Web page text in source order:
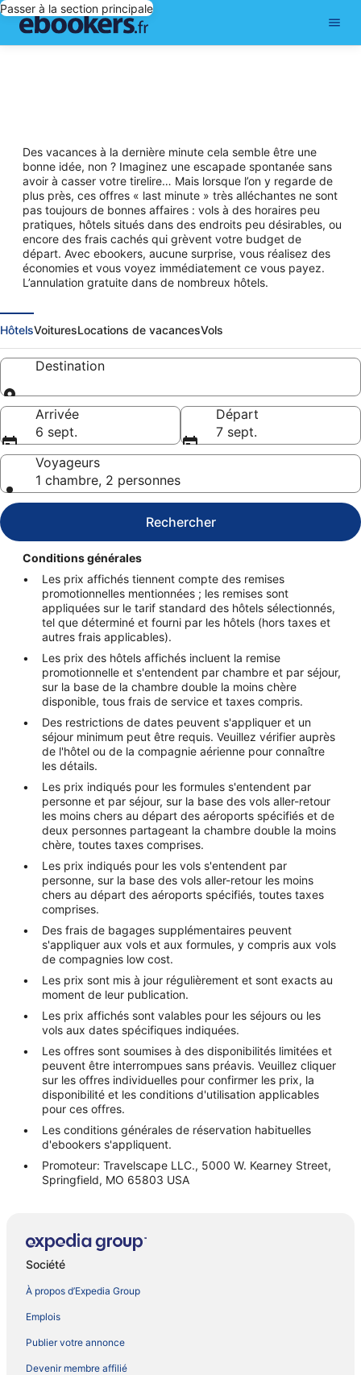
Passer à la section principale
Des vacances à la dernière minute cela semble être une
bonne idée, non ? Imaginez une escapade spontanée sans
avoir à casser votre tirelire… Mais lorsque l’on y regarde de
plus près, ces offres « last minute » très alléchantes ne sont
pas toujours de bonnes affaires : vols à des horaires peu
pratiques, hôtels situés dans des endroits peu désirables, ou
encore des frais cachés qui grèvent votre budget de
départ. Avec ebookers, aucune surprise, vous réalisez des
économies et vous voyez immédiatement ce vous payez.
L’annulation gratuite dans de nombreux hôtels.
HôtelsVoituresLocations de vacancesVols
Destination
Destination
Arrivée
6 sept.
Départ
7 sept.
Voyageurs
1 chambre, 2 personnes
Rechercher
Conditions générales
Les prix affichés tiennent compte des remises
promotionnelles mentionnées ; les remises sont
appliquées sur le tarif standard des hôtels sélectionnés,
tel que déterminé et fourni par les hôtels (hors taxes et
autres frais applicables).
Les prix des hôtels affichés incluent la remise
promotionnelle et s'entendent par chambre et par séjour,
sur la base de la chambre double la moins chère
disponible, tous frais de service et taxes compris.
Des restrictions de dates peuvent s'appliquer et un
séjour minimum peut être requis. Veuillez vérifier auprès
de l'hôtel ou de la compagnie aérienne pour connaître
les détails.
Les prix indiqués pour les formules s'entendent par
personne et par séjour, sur la base des vols aller-retour
les moins chers au départ des aéroports spécifiés et de
deux personnes partageant la chambre double la moins
chère, toutes taxes comprises.
Les prix indiqués pour les vols s'entendent par
personne, sur la base des vols aller-retour les moins
chers au départ des aéroports spécifiés, toutes taxes
comprises.
Des frais de bagages supplémentaires peuvent
s'appliquer aux vols et aux formules, y compris aux vols
de compagnies low cost.
Les prix sont mis à jour régulièrement et sont exacts au
moment de leur publication.
Les prix affichés sont valables pour les séjours ou les
vols aux dates spécifiques indiquées.
Les offres sont soumises à des disponibilités limitées et
peuvent être interrompues sans préavis. Veuillez cliquer
sur les offres individuelles pour confirmer les prix, la
disponibilité et les conditions d'utilisation applicables
pour ces offres.
Les conditions générales de réservation habituelles
d'ebookers s'appliquent.
Promoteur: Travelscape LLC., 5000 W. Kearney Street,
Springfield, MO 65803 USA
Société
À propos d’Expedia Group
Emplois
Publier votre annonce
Devenir membre affilié